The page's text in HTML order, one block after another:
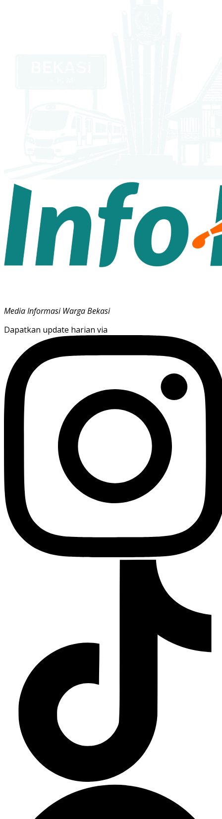
Media Informasi Warga Bekasi
Dapatkan update harian via